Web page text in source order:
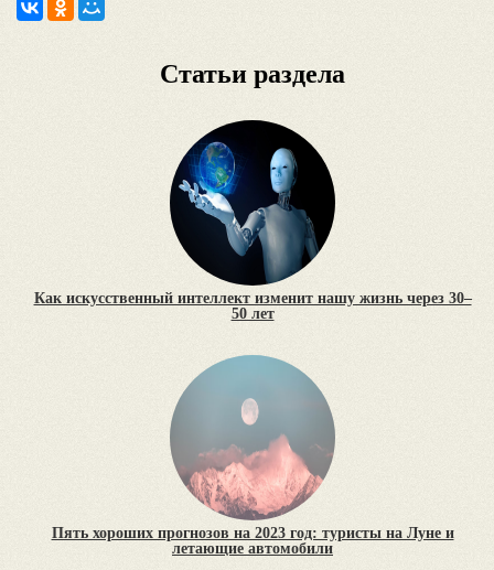
Статьи раздела
Как искусственный интеллект изменит нашу жизнь через 30–
50 лет
Пять хороших прогнозов на 2023 год: туристы на Луне и
летающие автомобили